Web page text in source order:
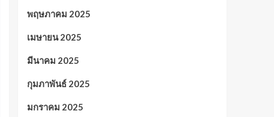
พฤษภาคม 2025
เมษายน 2025
มีนาคม 2025
กุมภาพันธ์ 2025
มกราคม 2025